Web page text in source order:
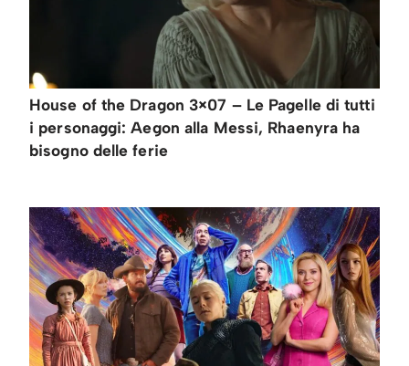
House of the Dragon 3×07 – Le Pagelle di tutti
i personaggi: Aegon alla Messi, Rhaenyra ha
bisogno delle ferie